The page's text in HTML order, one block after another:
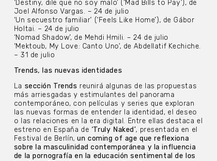
‘Destiny, dile que no soy malo’ (‘Mad Bills to Pay’), de
Joel Alfonso Vargas. – 24 de julio
‘Un secuestro familiar’ (‘Feels Like Home’), de Gábor
Holtai. – 24 de julio
‘Nomad Shadow’, de Mehdi Hmili. – 24 de julio
‘Mektoub, My Love: Canto Uno’, de Abdellatif Kechiche.
– 31 de julio
Trends, las nuevas identidades
La sección Trends reunirá algunas de las propuestas
más arriesgadas y estimulantes del panorama
contemporáneo, con películas y series que exploran
las nuevas formas de entender la identidad, el deseo
o las relaciones en la era digital. Entre ellas destaca el
estreno en España de ‘Truly Naked’, presentada en el
Festival de Berlín,un coming of age que reflexiona
sobre la masculinidad contemporánea y la influencia
de la pornografía en la educación sentimental de los